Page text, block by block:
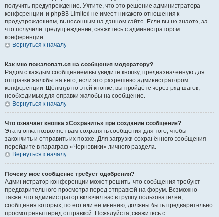
получить предупреждение. Учтите, что это решение администратора
конференции, и phpBB Limited не имеет никакого отношения к
предупреждениям, вынесенным на данном сайте. Если вы не знаете, за
что получили предупреждение, свяжитесь с администратором
конференции.
Вернуться к началу
Как мне пожаловаться на сообщения модератору?
Рядом с каждым сообщением вы увидите кнопку, предназначенную для
отправки жалобы на него, если это разрешено администратором
конференции. Щёлкнув по этой кнопке, вы пройдёте через ряд шагов,
необходимых для оправки жалобы на сообщение.
Вернуться к началу
Что означает кнопка «Сохранить» при создании сообщения?
Эта кнопка позволяет вам сохранять сообщения для того, чтобы
закончить и отправить их позже. Для загрузки сохранённого сообщения
перейдите в параграф «Черновики» личного раздела.
Вернуться к началу
Почему моё сообщение требует одобрения?
Администратор конференции может решить, что сообщения требуют
предварительного просмотра перед отправкой на форум. Возможно
также, что администратор включил вас в группу пользователей,
сообщения которых, по его или её мнению, должны быть предварительно
просмотрены перед отправкой. Пожалуйста, свяжитесь с